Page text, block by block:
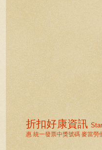
折扣好康資訊
惠 統一發票中獎號碼 麥當勞